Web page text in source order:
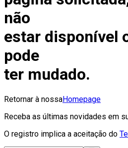
não
estar disponível
pode
ter mudado.
Retornar à nossaHomepage
Receba as últimas novidades em
O registro implica a aceitação do